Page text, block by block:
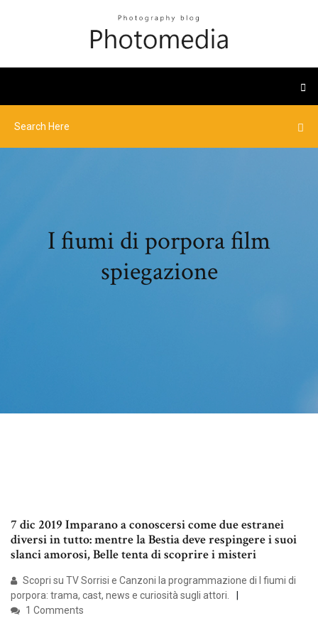
I fiumi di porpora film
spiegazione
7 dic 2019 Imparano a conoscersi come due estranei
diversi in tutto: mentre la Bestia deve respingere i suoi
slanci amorosi, Belle tenta di scoprire i misteri
Scopri su TV Sorrisi e Canzoni la programmazione di I fiumi di
porpora: trama, cast, news e curiosità sugli attori.
1 Comments